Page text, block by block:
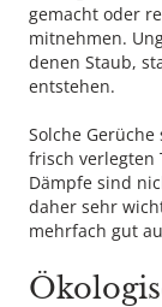
gemacht oder
mitnehmen.
denen Staub,
entstehen.
Solche
frisch verlegten
Dämpfe sind
daher sehr
mehrfach gut